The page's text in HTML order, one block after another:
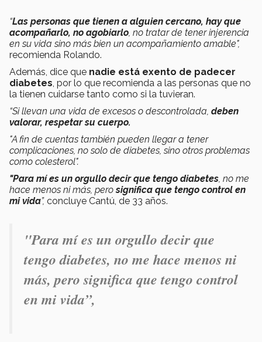
“Las personas que tienen a alguien cercano, hay que
acompañarlo, no agobiarlo, no tratar de tener injerencia
en su vida sino más bien un acompañamiento amable",
recomienda Rolando.
Además, dice que nadie está exento de padecer
diabetes, por lo que recomienda a las personas que no
la tienen cuidarse tanto como si la tuvieran.
“Si llevan una vida de excesos o descontrolada, deben
valorar, respetar su cuerpo.
"A fin de cuentas también pueden llegar a tener
complicaciones, no solo de diabetes, sino otros problemas
como colesterol".
"Para mí es un orgullo decir que tengo diabetes, no me
hace menos ni más, perosignifica que tengo control en
mi vida”, concluye Cantú, de 33 años.
"Para mí es un orgullo decir que
tengo diabetes, no me hace menos ni
más, pero significa que tengo control
en mi vida”,